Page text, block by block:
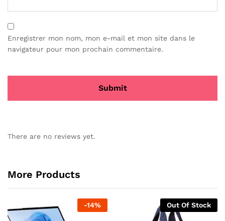
Enregistrer mon nom, mon e-mail et mon site dans le
navigateur pour mon prochain commentaire.
There are no reviews yet.
More Products
-14% Out Of Stock